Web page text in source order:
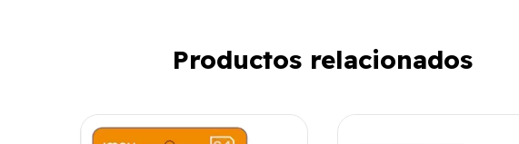
Productos relacionados